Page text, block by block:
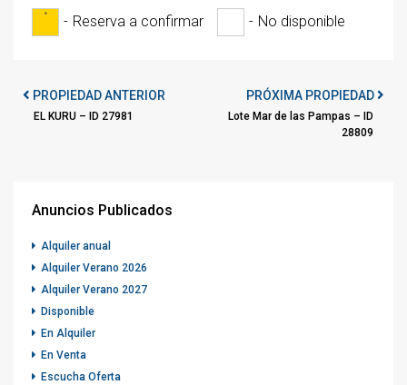
· - Reserva a confirmar - No disponible
PROPIEDAD ANTERIOR
EL KURU – ID 27981
PRÓXIMA PROPIEDAD
Lote Mar de las Pampas – ID
28809
Anuncios Publicados
Alquiler anual
Alquiler Verano 2026
Alquiler Verano 2027
Disponible
En Alquiler
En Venta
Escucha Oferta